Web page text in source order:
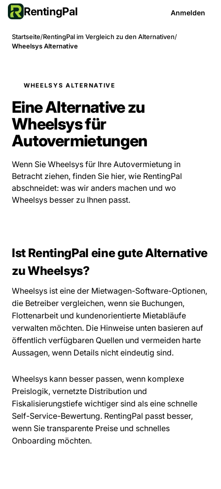
RentingPal Anmelden
Startseite/RentingPal im Vergleich zu den Alternativen/
Wheelsys Alternative
WHEELSYS ALTERNATIVE
Eine Alternative zu
Wheelsys für
Autovermietungen
Wenn Sie Wheelsys für Ihre Autovermietung in
Betracht ziehen, finden Sie hier, wie RentingPal
abschneidet: was wir anders machen und wo
Wheelsys besser zu Ihnen passt.
Ist RentingPal eine gute Alternative
zu Wheelsys?
Wheelsys ist eine der Mietwagen-Software-Optionen,
die Betreiber vergleichen, wenn sie Buchungen,
Flottenarbeit und kundenorientierte Mietabläufe
verwalten möchten. Die Hinweise unten basieren auf
öffentlich verfügbaren Quellen und vermeiden harte
Aussagen, wenn Details nicht eindeutig sind.
Wheelsys kann besser passen, wenn komplexe
Preislogik, vernetzte Distribution und
Fiskalisierungstiefe wichtiger sind als eine schnelle
Self-Service-Bewertung. RentingPal passt besser,
wenn Sie transparente Preise und schnelles
Onboarding möchten.